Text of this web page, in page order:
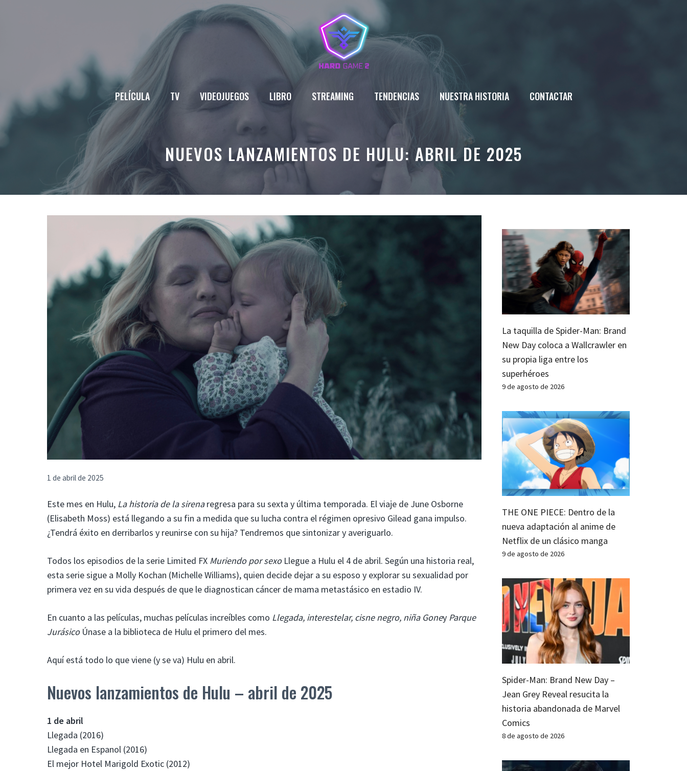
PELÍCULA TV VIDEOJUEGOS LIBRO STREAMING TENDENCIAS NUESTRA HISTORIA CONTACTAR
NUEVOS LANZAMIENTOS DE HULU: ABRIL DE 2025
1 de abril de 2025
Este mes en Hulu, La historia de la sirenaregresa para su sexta y última temporada. El viaje de June Osborne
(Elisabeth Moss) está llegando a su fin a medida que su lucha contra el régimen opresivo Gilead gana impulso.
¿Tendrá éxito en derribarlos y reunirse con su hija? Tendremos que sintonizar y averiguarlo.
Todos los episodios de la serie Limited FX Muriendo por sexoLlegue a Hulu el 4 de abril. Según una historia real,
esta serie sigue a Molly Kochan (Michelle Williams), quien decide dejar a su esposo y explorar su sexualidad por
primera vez en su vida después de que le diagnostican cáncer de mama metastásico en estadio IV.
En cuanto a las películas, muchas películas increíbles como Llegada, interestelar, cisne negro, niña Goney Parque
JurásicoÚnase a la biblioteca de Hulu el primero del mes.
Aquí está todo lo que viene (y se va) Hulu en abril.
Nuevos lanzamientos de Hulu – abril de 2025
1 de abril
Llegada (2016)
Llegada en Espanol (2016)
El mejor Hotel Marigold Exotic (2012)
La taquilla de Spider-Man: Brand
New Day coloca a Wallcrawler en
su propia liga entre los
superhéroes
9 de agosto de 2026
THE ONE PIECE: Dentro de la
nueva adaptación al anime de
Netflix de un clásico manga
9 de agosto de 2026
Spider-Man: Brand New Day –
Jean Grey Reveal resucita la
historia abandonada de Marvel
Comics
8 de agosto de 2026